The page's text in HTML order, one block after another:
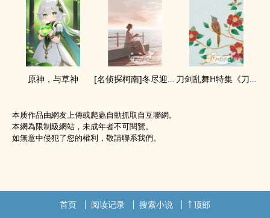
原神，与草神 [名侦探柯南]冬尽迎曦 刀剑乱舞H特集《刀の飨宴》﹙防雷目录﹚
本质作品由網友上傳或爬蟲自動抓取自互聯網。
本網為限制級網站，未成年者不可閱覽。
如無意中侵犯了您的權利，敬請聯系我們。
首页 阅读记录 搜索小说 顶部